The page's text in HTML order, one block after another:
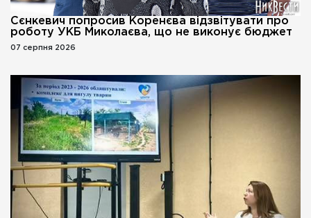
Сєнкевич попросив Коренєва відзвітувати про
роботу УКБ Миколаєва, що не виконує бюджет
07 серпня 2026